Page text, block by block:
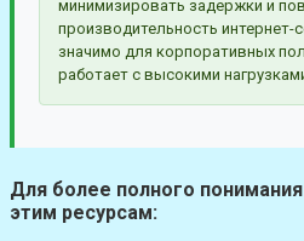
минимизировать задержки и
производительность интернет-
значимо для корпоративных
работает с высокими
Для более полного
этим ресурсам: